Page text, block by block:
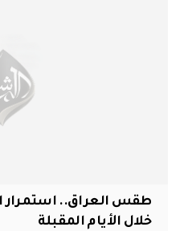
طقس العراق.. استمرار
خلال الأيام المقبلة